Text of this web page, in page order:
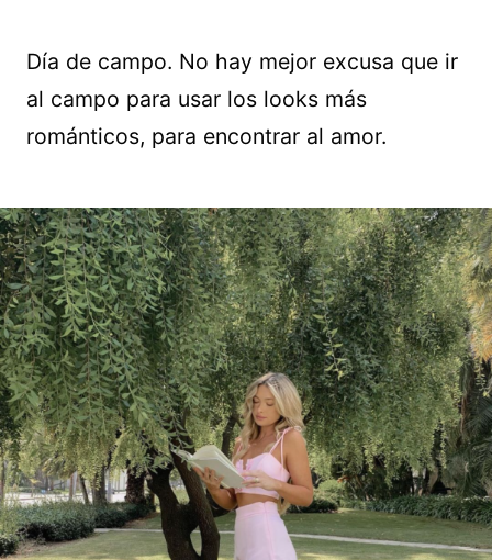
Día de campo. No hay mejor excusa que ir
al campo para usar los looks más
románticos, para encontrar al amor.